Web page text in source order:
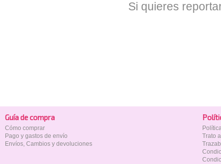
Si quieres
Guía de compra
Cómo comprar
Pago y gastos de envío
Envíos, Cambios y devoluciones
Trato